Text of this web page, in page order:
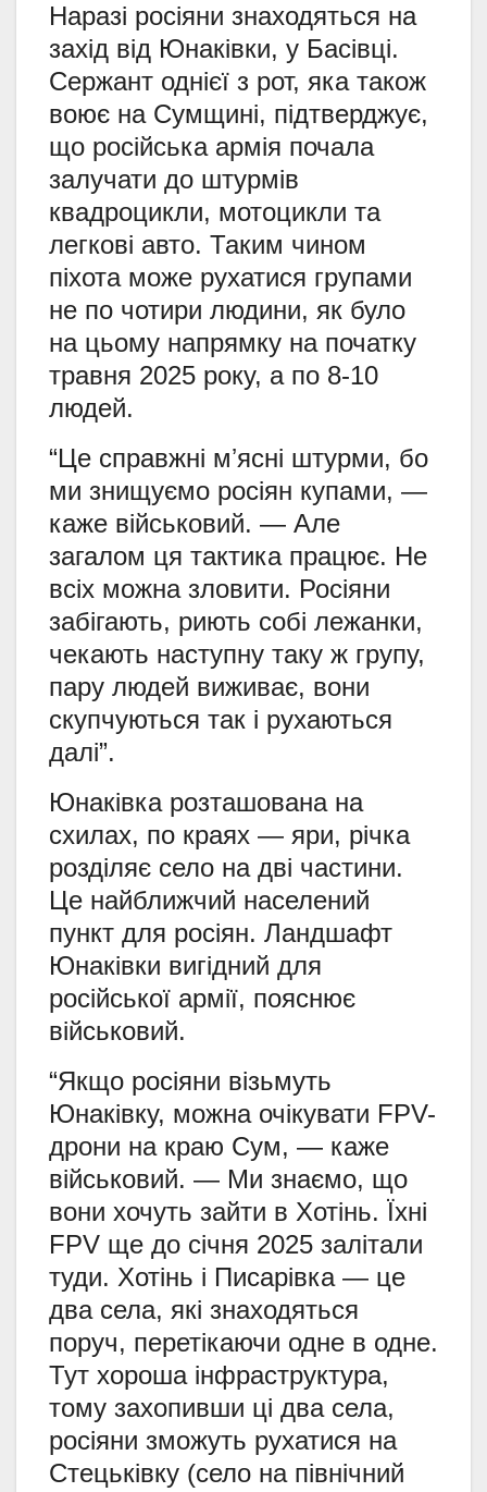
Наразі росіяни знаходяться на
захід від Юнаківки, у Басівці.
Сержант однієї з рот, яка також
воює на Сумщині, підтверджує,
що російська армія почала
залучати до штурмів
квадроцикли, мотоцикли та
легкові авто. Таким чином
піхота може рухатися групами
не по чотири людини, як було
на цьому напрямку на початку
травня 2025 року, а по 8-10
людей.
“Це справжні мʼясні штурми, бо
ми знищуємо росіян купами, —
каже військовий. — Але
загалом ця тактика працює. Не
всіх можна зловити. Росіяни
забігають, риють собі лежанки,
чекають наступну таку ж групу,
пару людей виживає, вони
скупчуються так і рухаються
далі”.
Юнаківка розташована на
схилах, по краях — яри, річка
розділяє село на дві частини.
Це найближчий населений
пункт для росіян. Ландшафт
Юнаківки вигідний для
російської армії, пояснює
військовий.
“Якщо росіяни візьмуть
Юнаківку, можна очікувати FPV-
дрони на краю Сум, — каже
військовий. — Ми знаємо, що
вони хочуть зайти в Хотінь. Їхні
FPV ще до січня 2025 залітали
туди. Хотінь і Писарівка — це
два села, які знаходяться
поруч, перетікаючи одне в одне.
Тут хороша інфраструктура,
тому захопивши ці два села,
росіяни зможуть рухатися на
Стецьківку (село на північний